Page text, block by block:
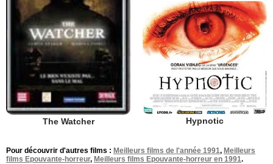
The Watcher Hypnotic
Pour découvrir d'autres films : Meilleurs films de l'année 1991, Meilleurs
films Epouvante-horreur, Meilleurs films Epouvante-horreur en 1991.